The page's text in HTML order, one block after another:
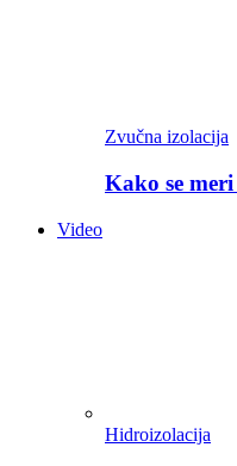
Zvučna izolacija
Kako se
Video
Hidroizolacija